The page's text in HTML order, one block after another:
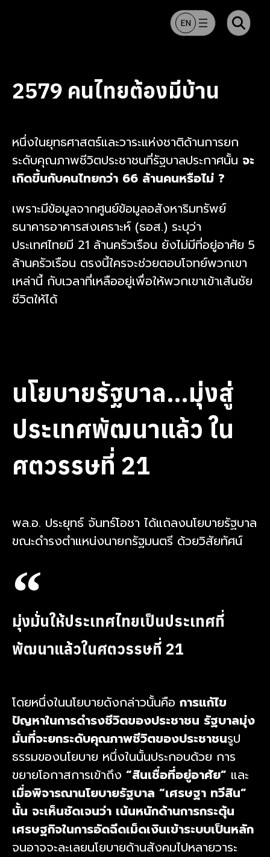
EN
2579 คนไทยต้องมีบ้าน
หนึ่งในยุทธศาสตร์และวาระแห่งชาติด้านการยก
ระดับคุณภาพชีวิตประชาชนที่รัฐบาลประกาศนั้น จะ
เกิดขึ้นกับคนไทยกว่า 66 ล้านคนหรือไม่ ?
เพราะมีข้อมูลจากศูนย์ข้อมูลอสังหาริมทรัพย์
ธนาคารอาคารสงเคราะห์ (ธอส.) ระบุว่า
ประเทศไทยมี 21 ล้านครัวเรือน ยังไม่มีที่อยู่อาศัย 5
ล้านครัวเรือน ตรงนี้ใครจะช่วยตอบโจทย์พวกเขา
เหล่านี้ กับเวลาที่เหลืออยู่เพื่อให้พวกเขาเข้าเส้นชัย
ชีวิตให้ได้
นโยบายรัฐบาล…มุ่งสู่
ประเทศพัฒนาแล้ว ใน
ศตวรรษที่ 21
พล.อ. ประยุทธ์ จันทร์โอชา ได้แถลงนโยบายรัฐบาล
ขณะดำรงตำแหน่งนายกรัฐมนตรี ด้วยวิสัยทัศน์
มุ่งมั่นให้ประเทศไทยเป็นประเทศที่
พัฒนาแล้วในศตวรรษที่ 21
โดยหนึ่งในนโยบายดังกล่าวนั้นคือ การแก้ไข
ปัญหาในการดำรงชีวิตของประชาชน รัฐบาลมุ่ง
มั่นที่จะยกระดับคุณภาพชีวิตของประชาชนรูป
ธรรมของนโยบาย หนึ่งในนั้นประกอบด้วย การ
ขยายโอกาสการเข้าถึง “สินเชื่อที่อยู่อาศัย” และ
เมื่อพิจารณานโยบายรัฐบาล “เศรษฐา ทวีสิน”
นั้น จะเห็นชัดเจนว่า เน้นหนักด้านการกระตุ้น
เศรษฐกิจในการอัดฉีดเม็ดเงินเข้าระบบเป็นหลัก
จนอาจจะละเลยนโยบายด้านสังคมไปหลายวาระ